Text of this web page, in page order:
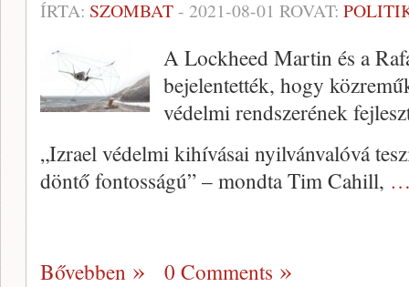
ÍRTA: SZOMBAT- 2021-08-01 ROVAT:
A Lockheed Martin és a
bejelentették, hogy
védelmi rendszerének
„Izrael védelmi kihívásai nyilvánvalóvá
döntő fontosságú” – mondta Tim Cahill, …
Bővebben 0 Comments